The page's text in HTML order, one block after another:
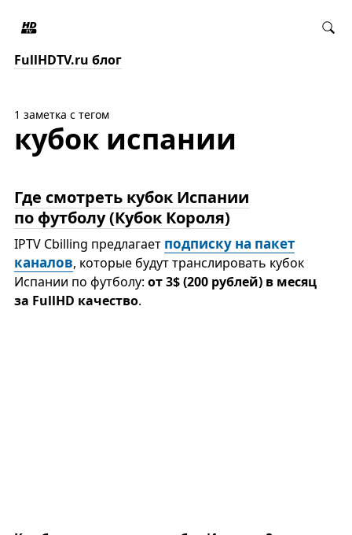
FullHDTV.ru блог
1 заметка с тегом
кубок испании
Где смотреть кубок Испании
по футболу (Кубок Короля)
IPTV Cbilling предлагает подписку на пакет
каналов, которые будут транслировать кубок
Испании по футболу: от 3$ (200 рублей) в месяц
за FullHD качество.